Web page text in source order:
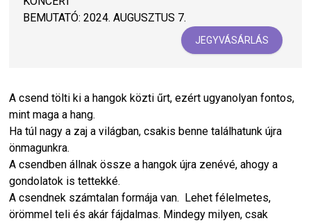
BEMUTATÓ: 2024. AUGUSZTUS 7.
JEGYVÁSÁRLÁS
A csend tölti ki a hangok közti űrt, ezért ugyanolyan fontos,
mint maga a hang.
Ha túl nagy a zaj a világban, csakis benne találhatunk újra
önmagunkra.
A csendben állnak össze a hangok újra zenévé, ahogy a
gondolatok is tettekké.
A csendnek számtalan formája van. Lehet félelmetes,
örömmel teli és akár fájdalmas. Mindegy milyen, csak